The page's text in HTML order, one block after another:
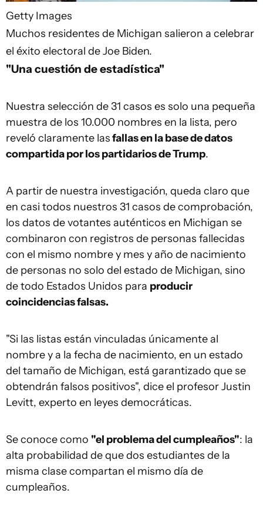
Getty Images
Muchos residentes de Michigan salieron a celebrar
el éxito electoral de Joe Biden.
"Una cuestión de estadística"
Nuestra selección de 31 casos es solo una pequeña
muestra de los 10.000 nombres en la lista, pero
reveló claramente lasfallas en la base de datos
compartida por los partidarios de Trump.
A partir de nuestra investigación, queda claro que
en casi todos nuestros 31 casos de comprobación,
los datos de votantes auténticos en Michigan se
combinaron con registros de personas fallecidas
con el mismo nombre y mes y año de nacimiento
de personas no solo del estado de Michigan, sino
de todo Estados Unidos para producir
coincidencias falsas.
"Si las listas están vinculadas únicamente al
nombre y a la fecha de nacimiento, en un estado
del tamaño de Michigan, está garantizado que se
obtendrán falsos positivos", dice el profesor Justin
Levitt, experto en leyes democráticas.
Se conoce como "el problema del cumpleaños": la
alta probabilidad de que dos estudiantes de la
misma clase compartan el mismo día de
cumpleaños.